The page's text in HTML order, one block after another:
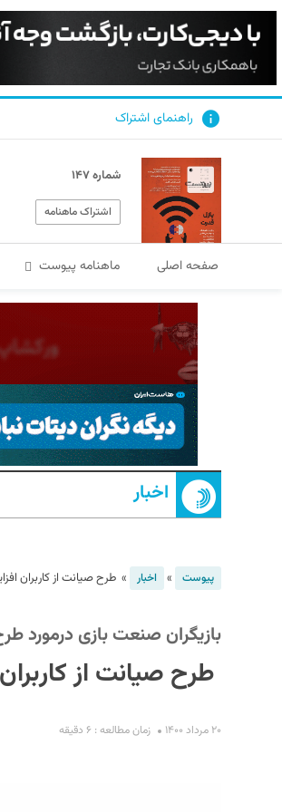
راهنمای اشتراک
شماره ۱۴۷
اشتراک ماهنامه
صفحه اصلی ماهنامه پیوست
اخبار
پیوست » اخبار » طرح صیانت از کاربران
بازیگران صنعت بازی درمورد
طرح صیانت از
۲۰ مرداد ۱۴۰۰ زمان مطالعه : ۶ دقیقه